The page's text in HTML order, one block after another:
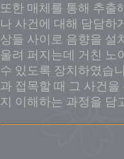
또한 매체를 통해 추출
나 사건에 대해 담담하
상들 사이로 음향을 설
울려 퍼지는데 거친 노
수 있도록 장치하였습
과 접목할 때 그 사건
지 이해하는 과정을 담